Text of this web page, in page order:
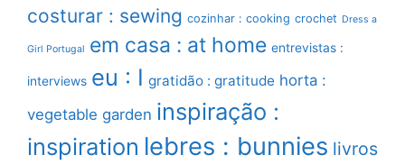
costurar : sewing cozinhar : cooking crochet Dress a
Girl Portugal em casa : at home entrevistas :
interviews eu : I gratidão : gratitude horta :
vegetable garden inspiração :
inspiration lebres : bunnies livros